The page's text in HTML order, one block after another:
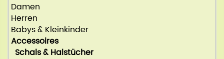
Damen
Herren
Babys & Kleinkinder
Accessoires
Schals & Halstücher